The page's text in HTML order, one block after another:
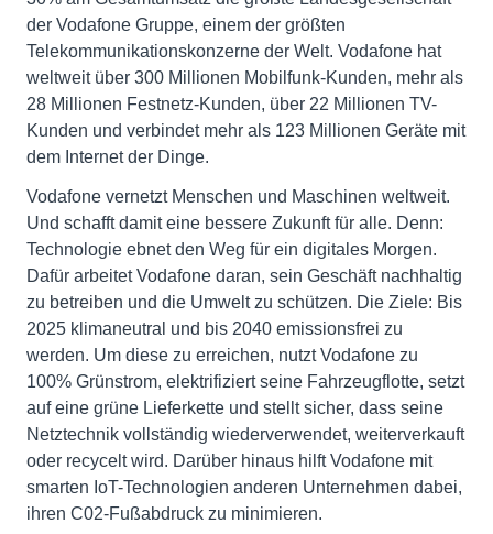
der Vodafone Gruppe, einem der größten
Telekommunikationskonzerne der Welt. Vodafone hat
weltweit über 300 Millionen Mobilfunk-Kunden, mehr als
28 Millionen Festnetz-Kunden, über 22 Millionen TV-
Kunden und verbindet mehr als 123 Millionen Geräte mit
dem Internet der Dinge.
Vodafone vernetzt Menschen und Maschinen weltweit.
Und schafft damit eine bessere Zukunft für alle. Denn:
Technologie ebnet den Weg für ein digitales Morgen.
Dafür arbeitet Vodafone daran, sein Geschäft nachhaltig
zu betreiben und die Umwelt zu schützen. Die Ziele: Bis
2025 klimaneutral und bis 2040 emissionsfrei zu
werden. Um diese zu erreichen, nutzt Vodafone zu
100% Grünstrom, elektrifiziert seine Fahrzeugflotte, setzt
auf eine grüne Lieferkette und stellt sicher, dass seine
Netztechnik vollständig wiederverwendet, weiterverkauft
oder recycelt wird. Darüber hinaus hilft Vodafone mit
smarten IoT-Technologien anderen Unternehmen dabei,
ihren C02-Fußabdruck zu minimieren.